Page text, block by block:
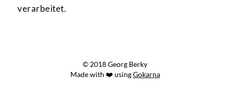
verarbeitet.
© 2018 Georg Berky
Made with ❤️ usingGokarna